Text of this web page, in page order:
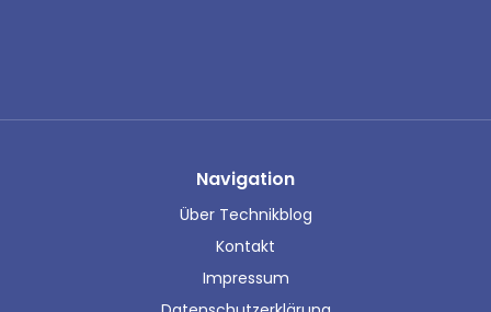
Navigation
Über Technikblog
Kontakt
Impressum